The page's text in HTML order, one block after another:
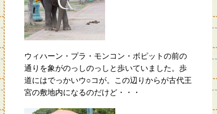
ウィハーン・プラ・モンコン・ボピットの前の
通りを象がのっしのっしと歩いていました。歩
道にはでっかいウ○コが。この辺りからが古代王
宮の敷地内になるのだけど・・・